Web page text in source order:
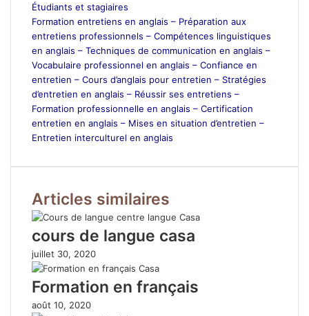
Étudiants et stagiaires
Formation entretiens en anglais – Préparation aux
entretiens professionnels – Compétences linguistiques
en anglais – Techniques de communication en anglais –
Vocabulaire professionnel en anglais – Confiance en
entretien – Cours d’anglais pour entretien – Stratégies
d’entretien en anglais – Réussir ses entretiens –
Formation professionnelle en anglais – Certification
entretien en anglais – Mises en situation d’entretien –
Entretien interculturel en anglais
Articles similaires
cours de langue casa
juillet 30, 2020
Formation en français
août 10, 2020